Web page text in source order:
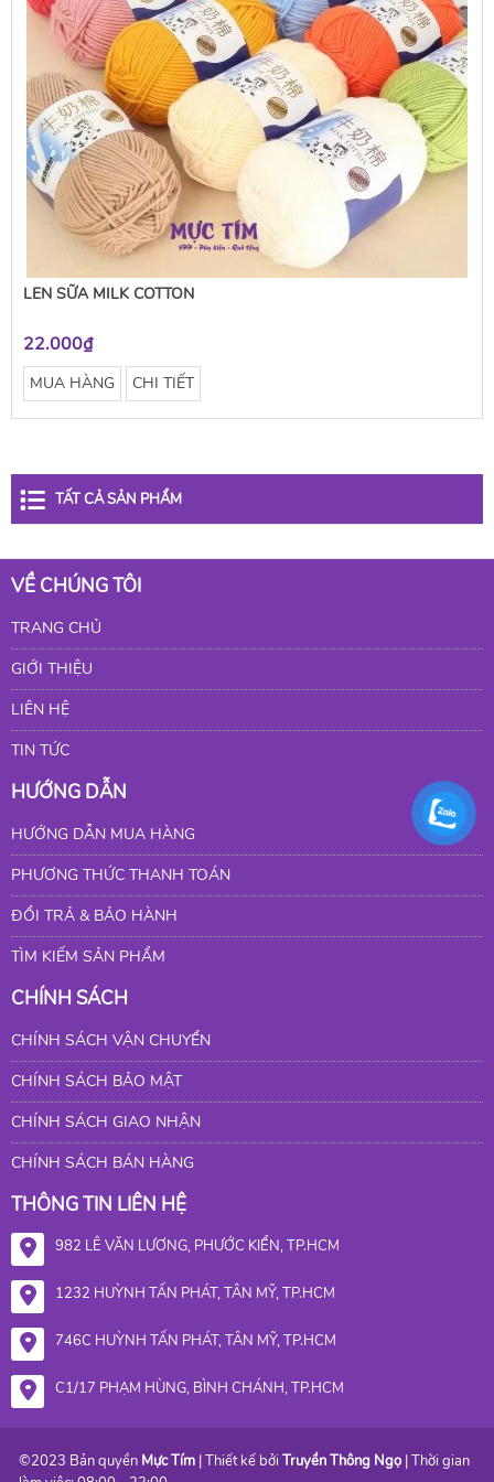
LEN SỮA MILK COTTON
22.000₫
MUA HÀNG CHI TIẾT
TẤT CẢ SẢN PHẨM
VỀ CHÚNG TÔI
TRANG CHỦ
GIỚI THIỆU
LIÊN HỆ
TIN TỨC
HƯỚNG DẪN
HƯỚNG DẪN MUA HÀNG
PHƯƠNG THỨC THANH TOÁN
ĐỔI TRẢ & BẢO HÀNH
TÌM KIẾM SẢN PHẨM
CHÍNH SÁCH
CHÍNH SÁCH VẬN CHUYỂN
CHÍNH SÁCH BẢO MẬT
CHÍNH SÁCH GIAO NHẬN
CHÍNH SÁCH BÁN HÀNG
THÔNG TIN LIÊN HỆ
982 LÊ VĂN LƯƠNG, PHƯỚC KIỂN, TP.HCM
1232 HUỲNH TẤN PHÁT, TÂN MỸ, TP.HCM
746C HUỲNH TẤN PHÁT, TÂN MỸ, TP.HCM
C1/17 PHẠM HÙNG, BÌNH CHÁNH, TP.HCM
©2023 Bản quyền Mực Tím | Thiết kế bởi Truyền Thông Ngọ | Thời gian